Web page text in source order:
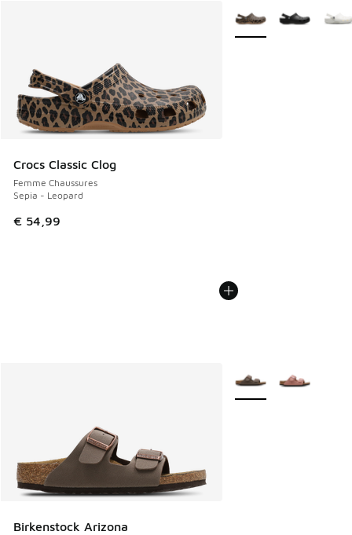
Crocs Classic Clog
Femme Chaussures
Sepia - Leopard
€ 54,99
Plus de couleurs
Birkenstock Arizona
Plus de couleurs